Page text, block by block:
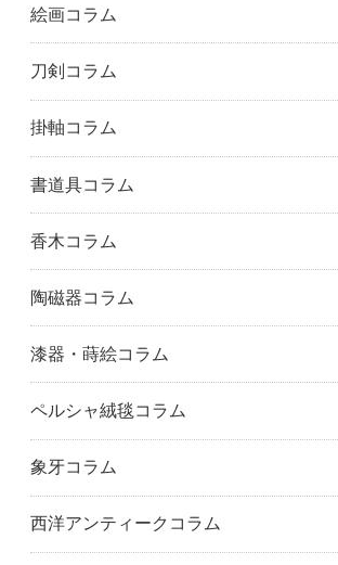
絵画コラム
刀剣コラム
掛軸コラム
書道具コラム
香木コラム
陶磁器コラム
漆器・蒔絵コラム
ペルシャ絨毯コラム
象牙コラム
西洋アンティークコラム